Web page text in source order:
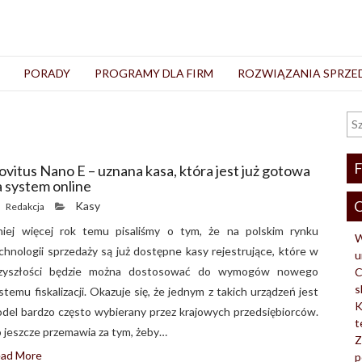
PORADY PROGRAMY DLA FIRM ROZWIĄZANIA
Nano E – uznana kasa, która jest już gotowa
system online
Redakcja
Kasy
więcej rok temu pisaliśmy o tym, że na polskim rynku
sprzedaży są już dostępne kasy rejestrujące, które w
będzie można dostosować do wymogów nowego
fiskalizacji. Okazuje się, że jednym z takich urządzeń jest
bardzo często wybierany przez krajowych przedsiębiorców.
jeszcze przemawia za tym, żeby…
More